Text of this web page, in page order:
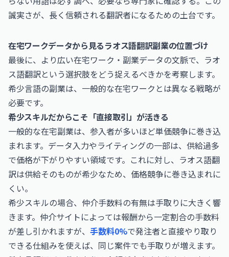
誠実さが、長く信頼される翻訳者になるための土台です。
在宅ワークデータから見るラオス語翻訳副業の位置づけ
最後に、より広い在宅ワーク・副業データの文脈で、ラオ
ス語翻訳という選択肢をどう捉えるべきかを考察します。
希少言語の副業は、一般的な在宅ワークとは異なる戦略が
必要です。
希少スキルだからこそ「直接取引」が活きる
一般的な在宅副業は、参入者が多いほど単価競争に巻き込
まれます。データ入力やライティングの一部は、供給過多
で価格が下がりやすい領域です。これに対し、ラオス語翻
訳は供給そのものが希少なため、価格競争に巻き込まれに
くい。
希少スキルの場合、仲介手数料の有無は手取りに大きく響
きます。仲介サイトによっては報酬から一定割合の手数料
が差し引かれますが、 手数料0%で発注者と直接やり取り
できる仕組みを使えば、同じ案件でも手取りが増えます。